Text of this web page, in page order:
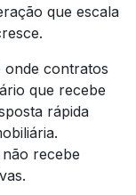
que escala
onde contratos
que recebe
rápida
recebe